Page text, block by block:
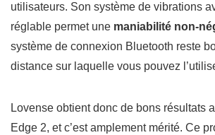
utilisateurs. Son système de vibrations
réglable permet une maniabilité non-
système de connexion Bluetooth reste
distance sur laquelle vous pouvez
Lovense obtient donc de bons résultats
Edge 2, et c’est amplement mérité. Ce